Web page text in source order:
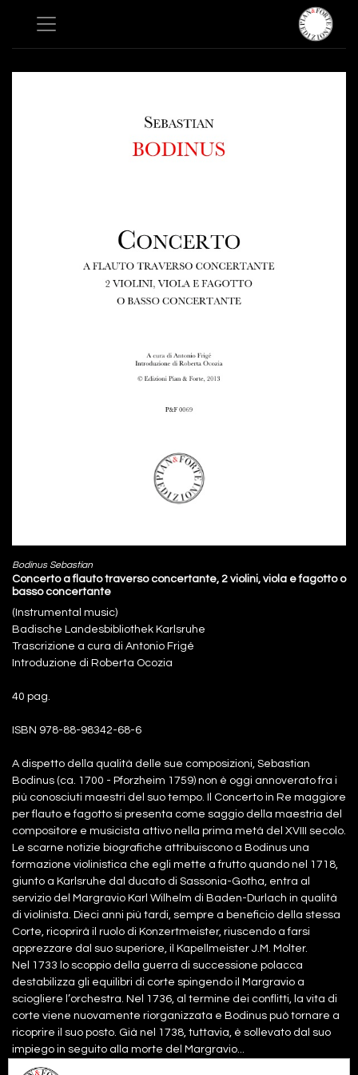
Bodinus Sebastian
Concerto a flauto traverso concertante, 2 violini, viola e fagotto o
basso concertante
(Instrumental music)
Badische Landesbibliothek Karlsruhe
Trascrizione a cura di Antonio Frigé
Introduzione di Roberta Ocozia
40 pag.
ISBN 978-88-98342-68-6
A dispetto della qualità delle sue composizioni, Sebastian
Bodinus (ca. 1700 - Pforzheim 1759) non è oggi annoverato fra i
più conosciuti maestri del suo tempo. Il Concerto in Re maggiore
per flauto e fagotto si presenta come saggio della maestria del
compositore e musicista attivo nella prima metà del XVIII secolo.
Le scarne notizie biografiche attribuiscono a Bodinus una
formazione violinistica che egli mette a frutto quando nel 1718,
giunto a Karlsruhe dal ducato di Sassonia-Gotha, entra al
servizio del Margravio Karl Wilhelm di Baden-Durlach in qualità
di violinista. Dieci anni più tardi, sempre a beneficio della stessa
Corte, ricoprirà il ruolo di Konzertmeister, riuscendo a farsi
apprezzare dal suo superiore, il Kapellmeister J.M. Molter.
Nel 1733 lo scoppio della guerra di successione polacca
destabilizza gli equilibri di corte spingendo il Margravio a
sciogliere l’orchestra. Nel 1736, al termine dei conflitti, la vita di
corte viene nuovamente riorganizzata e Bodinus può tornare a
ricoprire il suo posto. Già nel 1738, tuttavia, è sollevato dal suo
impiego in seguito alla morte del Margravio...